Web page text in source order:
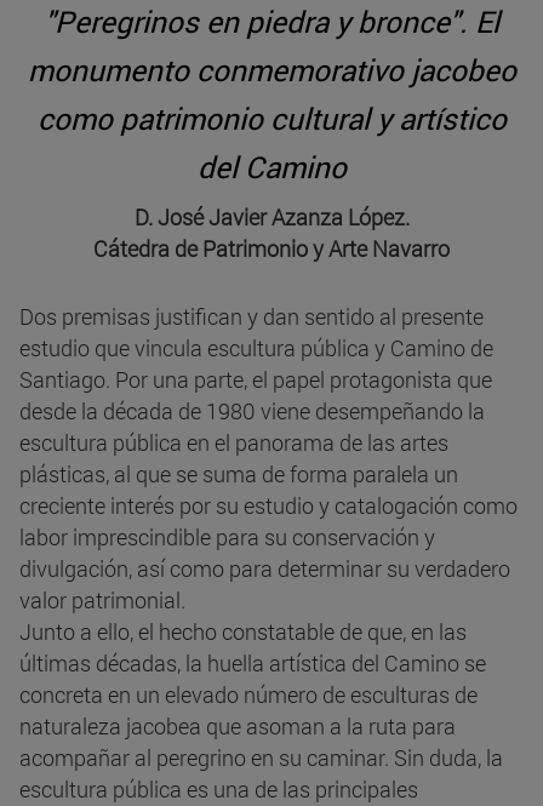
"Peregrinos en piedra y bronce". El
monumento conmemorativo jacobeo
como patrimonio cultural y artístico
del Camino
D. José Javier Azanza López.
Cátedra de Patrimonio y Arte Navarro
Dos premisas justifican y dan sentido al presente
estudio que vincula escultura pública y Camino de
Santiago. Por una parte, el papel protagonista que
desde la década de 1980 viene desempeñando la
escultura pública en el panorama de las artes
plásticas, al que se suma de forma paralela un
creciente interés por su estudio y catalogación como
labor imprescindible para su conservación y
divulgación, así como para determinar su verdadero
valor patrimonial.
Junto a ello, el hecho constatable de que, en las
últimas décadas, la huella artística del Camino se
concreta en un elevado número de esculturas de
naturaleza jacobea que asoman a la ruta para
acompañar al peregrino en su caminar. Sin duda, la
escultura pública es una de las principales